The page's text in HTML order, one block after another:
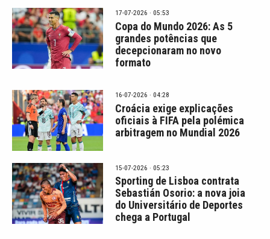
17-07-2026 · 05:53
Copa do Mundo 2026: As 5
grandes potências que
decepcionaram no novo
formato
16-07-2026 · 04:28
Croácia exige explicações
oficiais à FIFA pela polémica
arbitragem no Mundial 2026
15-07-2026 · 05:23
Sporting de Lisboa contrata
Sebastián Osorio: a nova joia
do Universitário de Deportes
chega a Portugal